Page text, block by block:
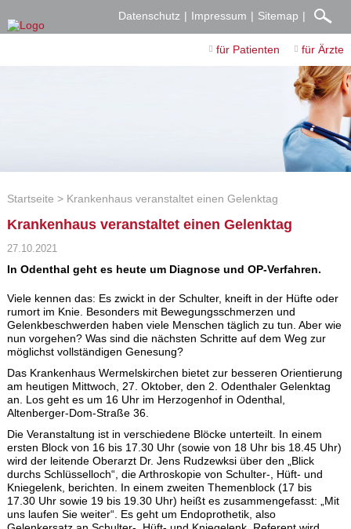
Datenschutz Impressum Sitemap
für Patienten für Ärzte
Startseite Krankenhaus veranstaltet einen Gelenktag
Krankenhaus veranstaltet einen Gelenktag
27.10.2021
In Odenthal geht es heute um Diagnose und OP-Verfahren.
Viele kennen das: Es zwickt in der Schulter, kneift in der Hüfte oder
rumort im Knie. Besonders mit Bewegungsschmerzen und
Gelenkbeschwerden haben viele Menschen täglich zu tun. Aber wie
nun vorgehen? Was sind die nächsten Schritte auf dem Weg zur
möglichst vollständigen Genesung?
Das Krankenhaus Wermelskirchen bietet zur besseren Orientierung
am heutigen Mittwoch, 27. Oktober, den 2. Odenthaler Gelenktag
an. Los geht es um 16 Uhr im Herzogenhof in Odenthal,
Altenberger-Dom-Straße 36.
Die Veranstaltung ist in verschiedene Blöcke unterteilt. In einem
ersten Block von 16 bis 17.30 Uhr (sowie von 18 Uhr bis 18.45 Uhr)
wird der leitende Oberarzt Dr. Jens Rudzewksi über den „Blick
durchs Schlüsselloch“, die Arthroskopie von Schulter-, Hüft- und
Kniegelenk, berichten. In einem zweiten Themenblock (17 bis
17.30 Uhr sowie 19 bis 19.30 Uhr) heißt es zusammengefasst: „Mit
uns laufen Sie weiter“. Es geht um Endoprothetik, also